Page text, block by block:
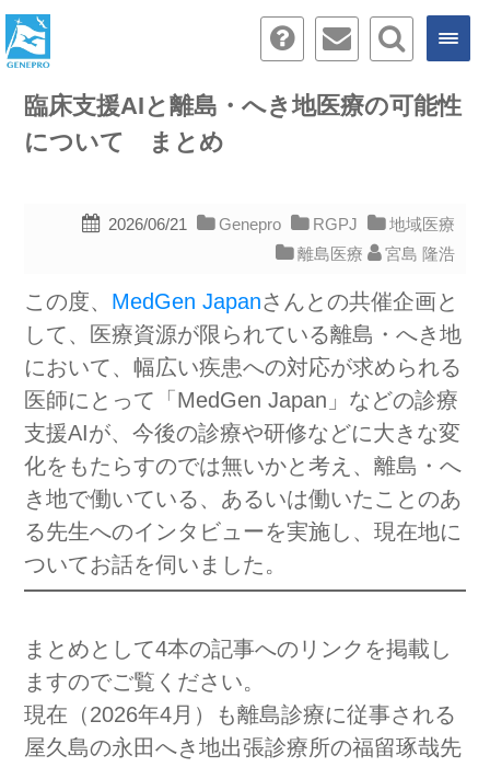
臨床支援AIと離島・へき地医療の可能性
について まとめ
2026/06/21 Genepro RGPJ
地域医療
離島医療
宮島 隆浩
この度、 MedGen Japanさんとの共催企画と
して、医療資源が限られている離島・へき地
において、幅広い疾患への対応が求められる
医師にとって「MedGen Japan」などの診療
支援AIが、今後の診療や研修などに大きな変
化をもたらすのでは無いかと考え、離島・へ
き地で働いている、あるいは働いたことのあ
る先生へのインタビューを実施し、現在地に
ついてお話を伺いました。
まとめとして4本の記事へのリンクを掲載し
ますのでご覧ください。
現在（2026年4月）も離島診療に従事される
屋久島の永田へき地出張診療所の福留琢哉先